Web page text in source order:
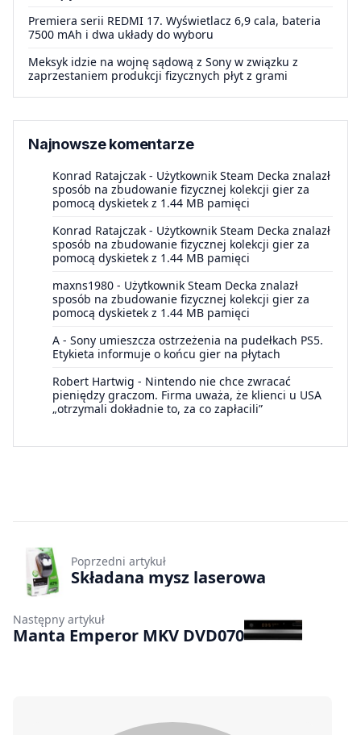
Premiera serii REDMI 17. Wyświetlacz 6,9 cala, bateria
7500 mAh i dwa układy do wyboru
Meksyk idzie na wojnę sądową z Sony w związku z
zaprzestaniem produkcji fizycznych płyt z grami
Najnowsze komentarze
Konrad Ratajczak - Użytkownik Steam Decka znalazł
sposób na zbudowanie fizycznej kolekcji gier za
pomocą dyskietek z 1.44 MB pamięci
Konrad Ratajczak - Użytkownik Steam Decka znalazł
sposób na zbudowanie fizycznej kolekcji gier za
pomocą dyskietek z 1.44 MB pamięci
maxns1980 - Użytkownik Steam Decka znalazł
sposób na zbudowanie fizycznej kolekcji gier za
pomocą dyskietek z 1.44 MB pamięci
A - Sony umieszcza ostrzeżenia na pudełkach PS5.
Etykieta informuje o końcu gier na płytach
Robert Hartwig - Nintendo nie chce zwracać
pieniędzy graczom. Firma uważa, że klienci u USA
„otrzymali dokładnie to, za co zapłacili”
Poprzedni artykuł
Składana mysz laserowa
Następny artykuł
Manta Emperor MKV DVD070